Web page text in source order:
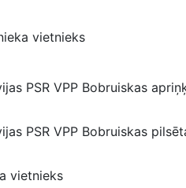
vietnieks
PSR VPP Bobruiskas
PSR VPP Bobruiskas
vietnieks